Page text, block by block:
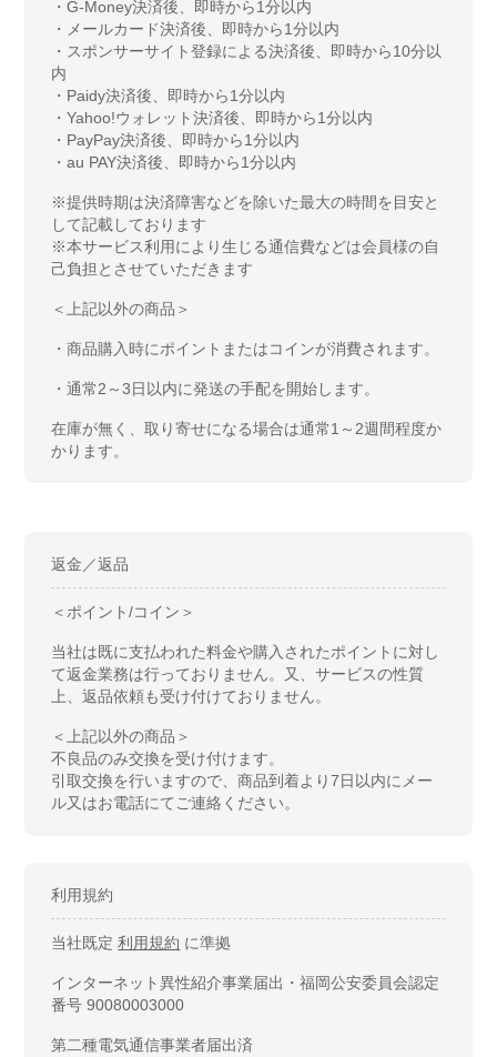
・G-Money決済後、即時から1分以内
・メールカード決済後、即時から1分以内
・スポンサーサイト登録による決済後、即時から10分以
内
・Paidy決済後、即時から1分以内
・Yahoo!ウォレット決済後、即時から1分以内
・PayPay決済後、即時から1分以内
・au PAY決済後、即時から1分以内
※提供時期は決済障害などを除いた最大の時間を目安と
して記載しております
※本サービス利用により生じる通信費などは会員様の自
己負担とさせていただきます
＜上記以外の商品＞
・商品購入時にポイントまたはコインが消費されます。
・通常2～3日以内に発送の手配を開始します。
在庫が無く、取り寄せになる場合は通常1～2週間程度か
かります。
返金／返品
＜ポイント/コイン＞
当社は既に支払われた料金や購入されたポイントに対し
て返金業務は行っておりません。又、サービスの性質
上、返品依頼も受け付けておりません。
＜上記以外の商品＞
不良品のみ交換を受け付けます。
引取交換を行いますので、商品到着より7日以内にメー
ル又はお電話にてご連絡ください。
利用規約
当社既定利用規約 に準拠
インターネット異性紹介事業届出・福岡公安委員会認定
番号 90080003000
第二種電気通信事業者届出済